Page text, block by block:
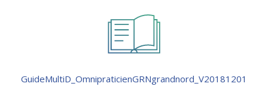
GuideMultiD_OmnipraticienGRNgrandnord_V20181201